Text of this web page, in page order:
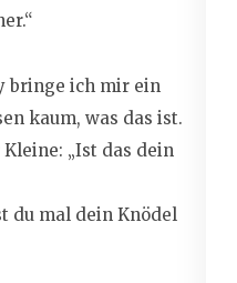
bringe ich mir ein
kaum, was das ist.
„Ist das dein
du mal dein Knödel